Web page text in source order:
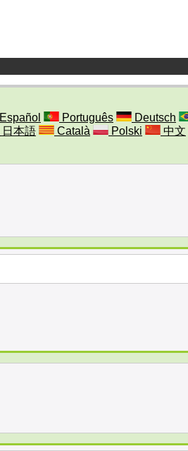
Español Português
Deutsch
日本語 Català Polski
中文